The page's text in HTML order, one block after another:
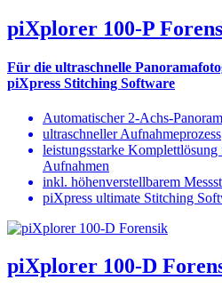
piXplorer 100-P
Für die ultraschnelle
piXpress Stitching Software
Automatischer 2-Achs-
ultraschneller Aufnahmeprozess
leistungsstarke
Aufnahmen
inkl. höhenverstellbarem
piXpress ultimate Stitching
piXplorer 100-D